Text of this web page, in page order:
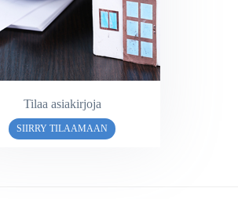
Tilaa asiakirjoja
SIIRRY TILAAMAAN